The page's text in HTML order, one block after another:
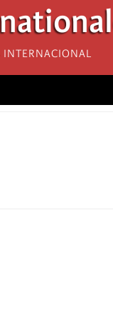
Internacional